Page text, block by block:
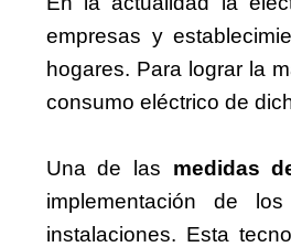
empresas y
hogares. Para lograr la
consumo eléctrico de
Una de las medidas
implementación de
instalaciones. Esta